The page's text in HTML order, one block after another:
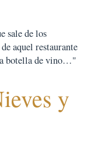
sale de los
aquel restaurante
botella de vino…"
y